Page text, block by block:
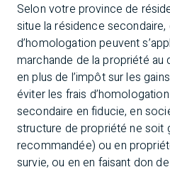
Selon votre province de
situe la résidence
d’homologation peuvent
marchande de la propriété
en plus de l’impôt sur les
éviter les frais
secondaire en fiducie, en
structure de propriété ne soit
recommandée) ou en
survie, ou en en faisant don